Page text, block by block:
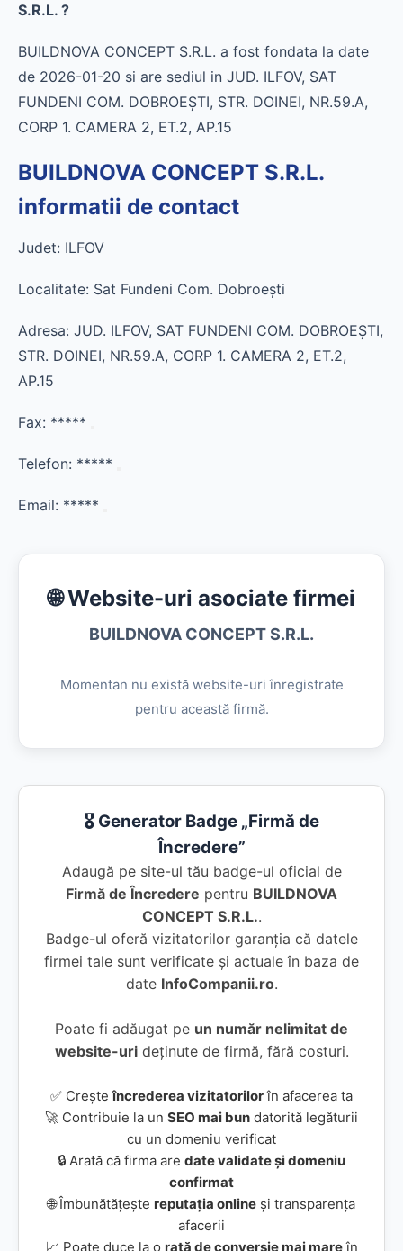
S.R.L. ?
BUILDNOVA CONCEPT S.R.L. a fost fondata la date
de 2026-01-20 si are sediul in JUD. ILFOV, SAT
FUNDENI COM. DOBROEŞTI, STR. DOINEI, NR.59.A,
CORP 1. CAMERA 2, ET.2, AP.15
BUILDNOVA CONCEPT S.R.L.
informatii de contact
Judet: ILFOV
Localitate: Sat Fundeni Com. Dobroeşti
Adresa: JUD. ILFOV, SAT FUNDENI COM. DOBROEŞTI,
STR. DOINEI, NR.59.A, CORP 1. CAMERA 2, ET.2,
AP.15
Fax: *****
Telefon: *****
Email: *****
🌐 Website-uri asociate firmei
BUILDNOVA CONCEPT S.R.L.
Momentan nu există website-uri înregistrate
pentru această firmă.
🎖️ Generator Badge „Firmă de
Încredere”
Adaugă pe site-ul tău badge-ul oficial de
Firmă de Încredere pentru BUILDNOVA
CONCEPT S.R.L..
Badge-ul oferă vizitatorilor garanția că datele
firmei tale sunt verificate și actuale în baza de
date InfoCompanii.ro.
Poate fi adăugat pe un număr nelimitat de
website-urideținute de firmă, fără costuri.
✅ Creșteîncrederea vizitatorilorîn afacerea ta
🚀 Contribuie la un SEO mai bun datorită legăturii
cu un domeniu verificat
🔒 Arată că firma are date validate și domeniu
confirmat
🌐 Îmbunătățește reputația online și transparența
afacerii
📈 Poate duce la o rată de conversie mai mareîn